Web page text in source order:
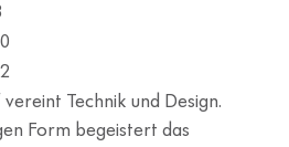
Technik und Design.
Form begeistert das